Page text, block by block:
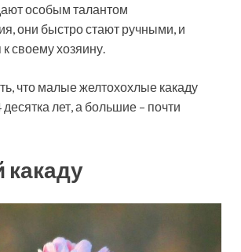
особым талантом
они быстро стают ручными, и
своему хозяину.
что малые желтохохлые какаду
лет, а большие – почти